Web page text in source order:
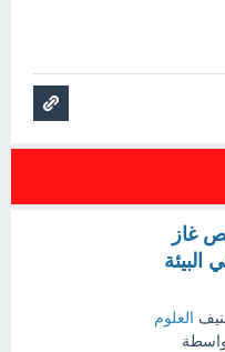
غاز
البيئة
العلوم